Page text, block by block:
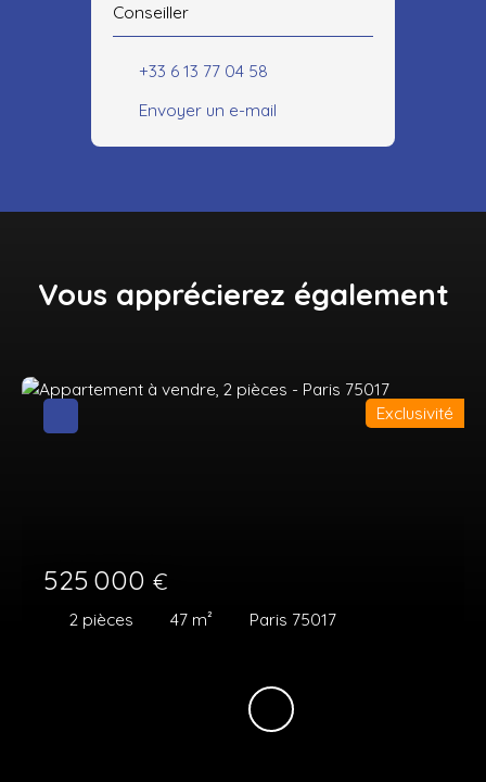
Conseiller
+33 6 13 77 04 58
Envoyer un e-mail
Vous apprécierez également
525 000 €
2 pièces 47 m² Paris 75017
Exclusivité